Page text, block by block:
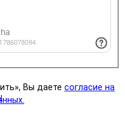
Вы даете согласие на